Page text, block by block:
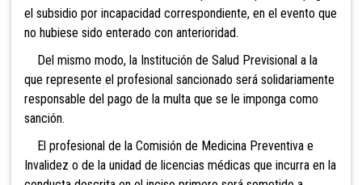
el subsidio por incapacidad correspondiente, en el evento que
no hubiese sido enterado con anterioridad.
Del mismo modo, la Institución de Salud Previsional a la
que represente el profesional sancionado será solidariamente
responsable del pago de la multa que se le imponga como
sanción.
El profesional de la Comisión de Medicina Preventiva e
Invalidez o de la unidad de licencias médicas que incurra en la